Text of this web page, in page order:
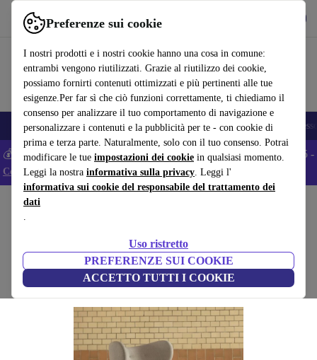
Preferenze sui cookie
I nostri prodotti e i nostri cookie hanno una cosa in comune:
entrambi vengono riutilizzati. Grazie al riutilizzo dei cookie,
possiamo fornirti contenuti ottimizzati e più pertinenti alle tue
esigenze.Per far sì che ciò funzioni correttamente, ti chiediamo il
consenso per analizzare il tuo comportamento di navigazione e
personalizzare i contenuti e la pubblicità per te - con cookie di
prima e terza parte. Naturalmente, solo con il tuo consenso. Potrai
modificare le tue impostazioni dei cookie in qualsiasi momento.
Leggi la nostra informativa sulla privacy. Leggi l'
informativa sui cookie del responsabile del trattamento dei
dati
.
Uso ristretto
PREFERENZE SUI COOKIE
ACCETTO TUTTI I COOKIE
Usa refurbed in modo rapido e semplice
🎒 Back to school Smartphone Portatili Tablet Smartwatch
💰 Extra -5% su tutti gli smartphone Android - Codice: ANDROID5 -
Condizioni
Home
Paul poltrona Vega Sand Dune
marrone
(Raccolta recensioni)